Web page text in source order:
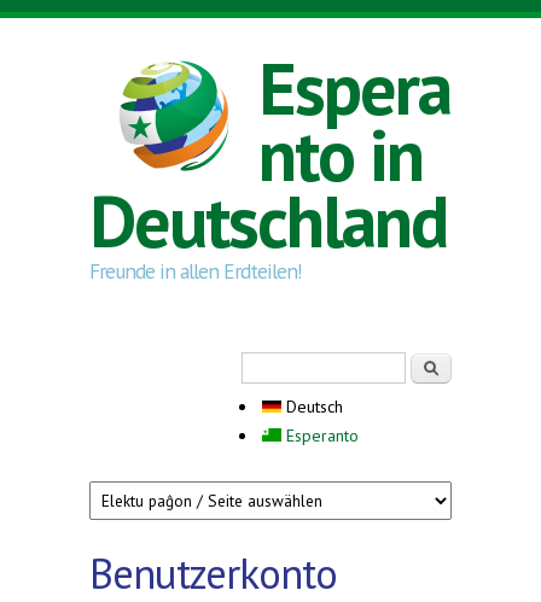
Direkt zum Inhalt
Espera
nto in
Deutschland
Freunde in allen Erdteilen!
Deutsch
Esperanto
Benutzerkonto